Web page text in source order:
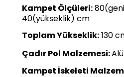
Kampet Ölçüleri:
40(yükseklik) cm
Toplam Yükseklik:130
Çadır Pol Malzemesi:
Kampet İskeleti